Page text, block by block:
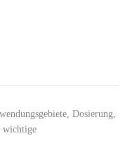
Dosierung,
wichtige